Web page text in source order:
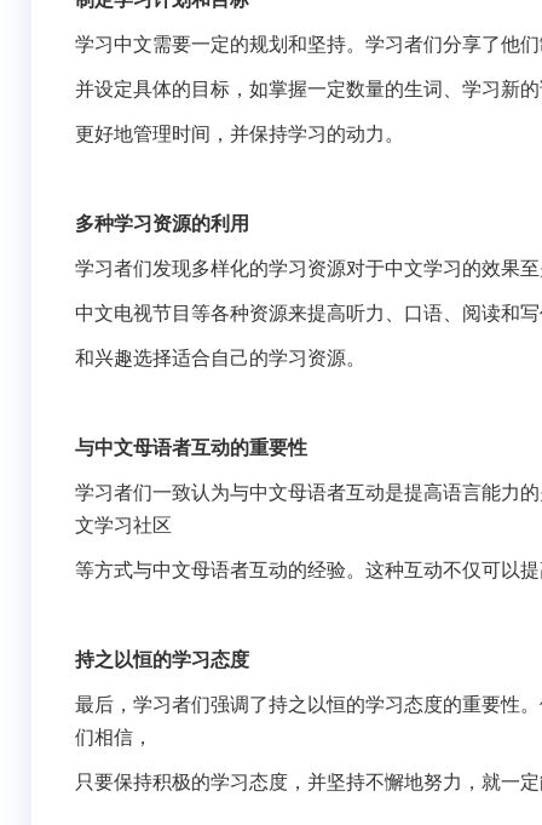
学习中文需要一定的规划和坚持。学习者们分享了他
并设定具体的目标，如掌握一定数量的生词、学习新
更好地管理时间，并保持学习的动力。
多种学习资源的利用
学习者们发现多样化的学习资源对于中文学习的效果
中文电视节目等各种资源来提高听力、口语、阅读和
和兴趣选择适合自己的学习资源。
与中文母语者互动的重要性
学习者们一致认为与中文母语者互动是提高语言能力
文学习社区
等方式与中文母语者互动的经验。这种互动不仅可以
持之以恒的学习态度
最后，学习者们强调了持之以恒的学习态度的重要性
们相信，
只要保持积极的学习态度，并坚持不懈地努力，就一